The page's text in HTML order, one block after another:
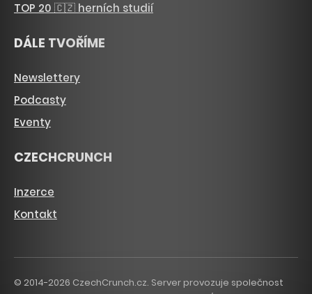
TOP 20 🇨🇿 herních studií
DÁLE TVOŘÍME
Newslettery
Podcasty
Eventy
CZECHCRUNCH
Inzerce
Kontakt
© 2014-2026 CzechCrunch.cz. Server provozuje společnost